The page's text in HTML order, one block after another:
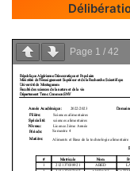
Page 1 / 42